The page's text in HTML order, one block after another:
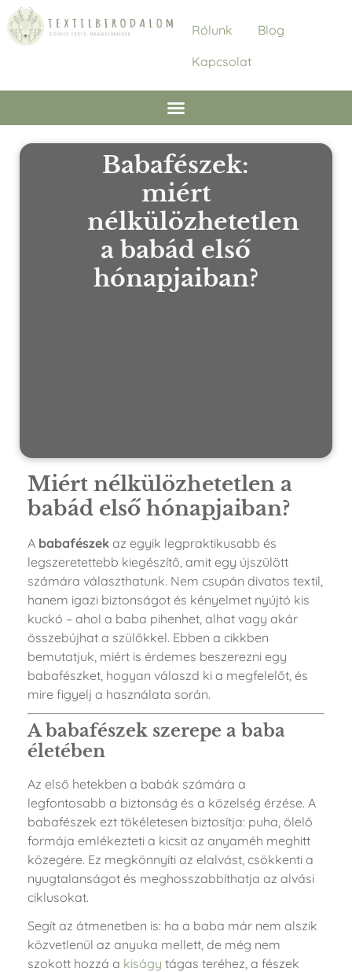
Rólunk
Blog
Kapcsolat
Babafészek:
miért
nélkülözhetetlen
a babád első
hónapjaiban?
Miért nélkülözhetetlen a
babád első hónapjaiban?
A babafészek az egyik legpraktikusabb és
legszeretettebb kiegészítő, amit egy újszülött
számára választhatunk. Nem csupán divatos textil,
hanem igazi biztonságot és kényelmet nyújtó kis
kuckó – ahol a baba pihenhet, alhat vagy akár
összebújhat a szülőkkel. Ebben a cikkben
bemutatjuk, miért is érdemes beszerezni egy
babafészket, hogyan válaszd ki a megfelelőt, és
mire figyelj a használata során.
A babafészek szerepe a baba
életében
Az első hetekben a babák számára a
legfontosabb a biztonság és a közelség érzése. A
babafészek ezt tökéletesen biztosítja: puha, ölelő
formája emlékezteti a kicsit az anyaméh meghitt
közegére. Ez megkönnyíti az elalvást, csökkenti a
nyugtalanságot és meghosszabbíthatja az alvási
ciklusokat.
Segít az átmenetben is: ha a baba már nem alszik
közvetlenül az anyuka mellett, de még nem
szokott hozzá a kiságy tágas teréhez, a fészek